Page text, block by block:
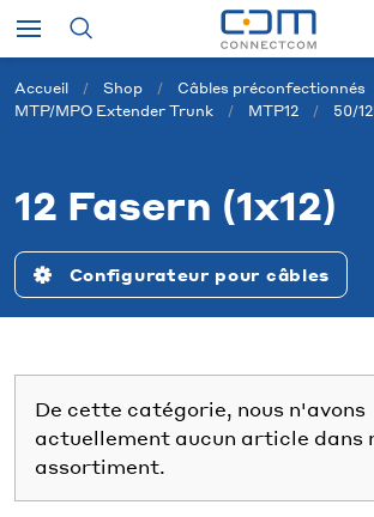
Accueil Shop
Câbles préconfectionnés
MTP/MPO Extender Trunk
MTP12 50/
12 Fasern (1x12)
Configurateur pour câbles
De cette catégorie, nous n'avons
actuellement aucun article dans
assortiment.